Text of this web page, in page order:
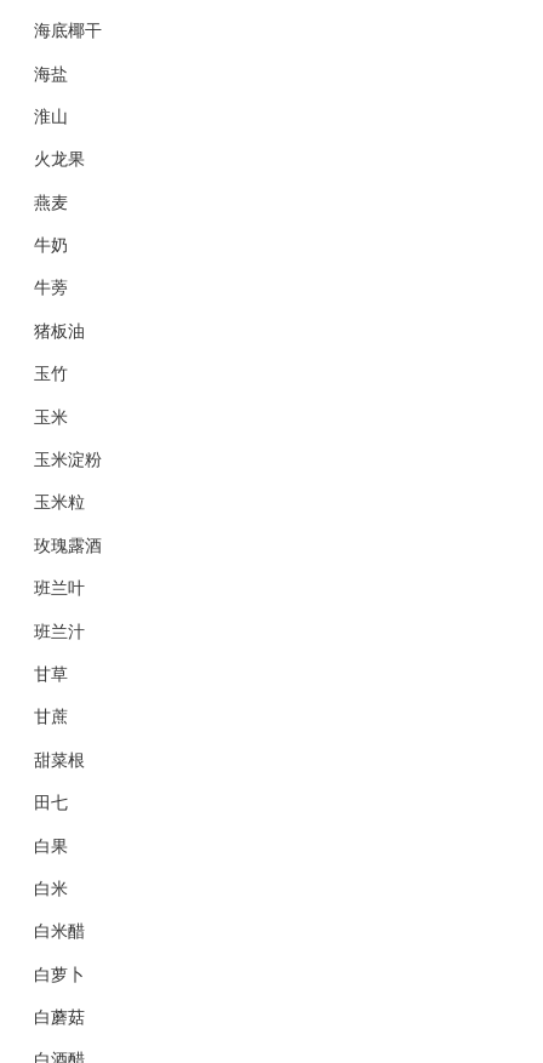
海底椰干
海盐
淮山
火龙果
燕麦
牛奶
牛蒡
猪板油
玉竹
玉米
玉米淀粉
玉米粒
玫瑰露酒
班兰叶
班兰汁
甘草
甘蔗
甜菜根
田七
白果
白米
白米醋
白萝卜
白蘑菇